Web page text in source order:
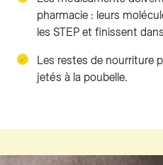
pharmacie : leurs
les STEP et finissent
Les restes de nourriture
jetés à la poubelle.